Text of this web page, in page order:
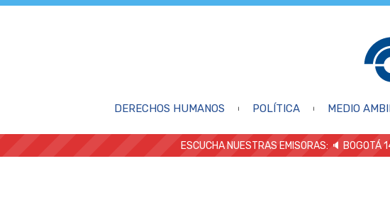
DERECHOS HUMANOS POLÍTICA MEDIO
ESCUCHA NUESTRAS EMISORAS: 🔈 BOGOTÁ